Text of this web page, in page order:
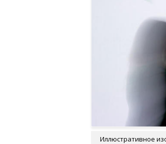
Иллюстративное